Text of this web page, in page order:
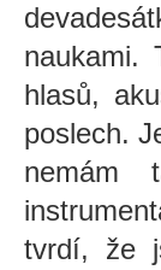
naukami.
hlasů,
poslech.
nemám
tvrdí, že